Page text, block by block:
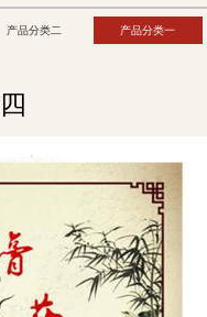
产品分类一
产品分类二